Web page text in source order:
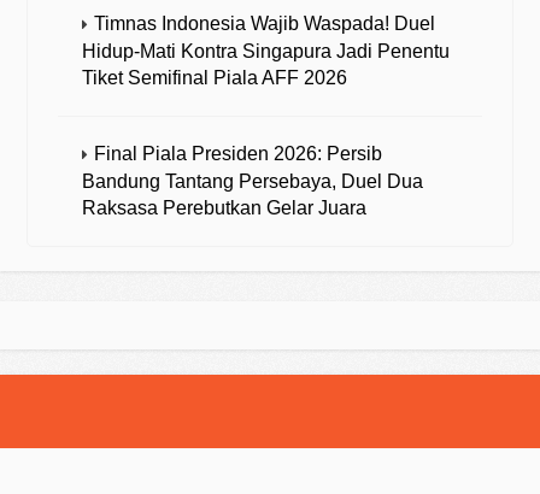
Timnas Indonesia Wajib Waspada! Duel
Hidup-Mati Kontra Singapura Jadi Penentu
Tiket Semifinal Piala AFF 2026
Final Piala Presiden 2026: Persib
Bandung Tantang Persebaya, Duel Dua
Raksasa Perebutkan Gelar Juara